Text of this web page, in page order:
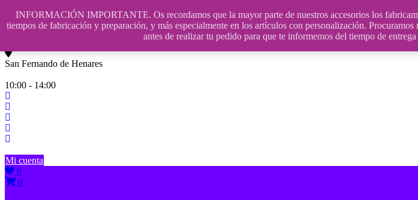
INFORMACIÓN IMPORTANTE. Os recordamos que la mayor parte de nuestros accesorios los
tiempos de fabricación y preparación, y más especialmente en los artículos con personalización.
antes de realizar tu pedido para que te informemos del tiempo de
Saltar
contenido
609241475 SOLO DE 10:00 a 14:00
San Fernando de Henares
10:00 - 14:00
Mi cuenta
0
0